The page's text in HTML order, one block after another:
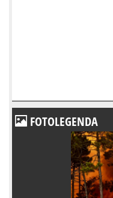
FOTOLEGENDA